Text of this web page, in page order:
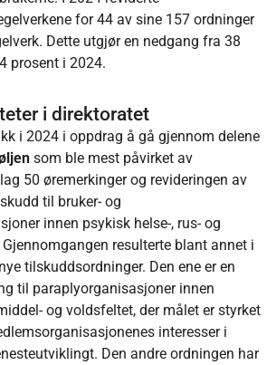
for 44 av sine 157 ordninger
Dette utgjør en nedgang fra 38
prosent i 2024.
i direktoratet
i 2024 i oppdrag å gå gjennom delene
som ble mest påvirket av
50 øremerkinger og revideringen av
til bruker- og
innen psykisk helse-, rus- og
resulterte blant annet i
tilskuddsordninger. Den ene er en
til paraplyorganisasjoner innen
og voldsfeltet, der målet er styrket
interesser i
Den andre ordningen har